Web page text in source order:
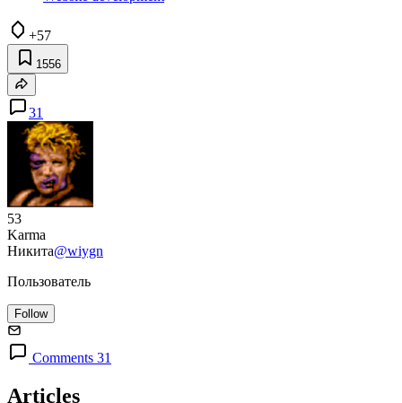
+57
1556
31
53
Karma
Никита@wiygn
Пользователь
Follow
Comments 31
Articles